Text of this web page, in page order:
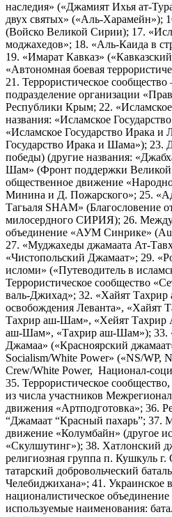
наследия» («Джамият Ихья ат-
двух святых» («Аль-
(Войско Великой Сирии); 17.
моджахедов»; 18. «Аль-Каида в
19. «Имарат Кавказ»
«Автономная боевая
21. Террористическое сообщество
подразделение организации
Республики Крым; 22. «Исламское
названия: «Исламское
«Исламское Государство Ирака и
Государство Ирака и Шама»); 23.
победы) (другие названия:
Шам» (Фронт поддержки Великой
общественное движение
Минина и Д. Пожарского»; 25.
Тагьаля SHAM» (Благословение
милосердного СИРИЯ); 26.
объединение «АУМ Синрике»
27. «Муджахеды джамаата Ат-
«Чистопольский Джамаат»; 29.
исломи» («Путеводитель в
Террористическое сообщество
валь-Джихад»; 32. «Хайят
освобождения Леванта», «Хайят
Тахрир аш-Шам», «Хейят
аш-Шам», «Тахрир аш-Шам»); 33.
Джамаа» («Красноярский
Socialism/White Power» («NS/WP,
Crew/White Power, Национал-
35. Террористическое
из числа участников
движения «Артподготовка»; 36.
“Джамаат “Красный пахарь”; 37.
движение «Колумбайн» (другое
«Скулшутинг»); 38. Хатлонский
религиозная группа п. Кушкуль
татарский добровольческий
Челебиджихана»; 41. Украинское
националистическое
используемые наименования: